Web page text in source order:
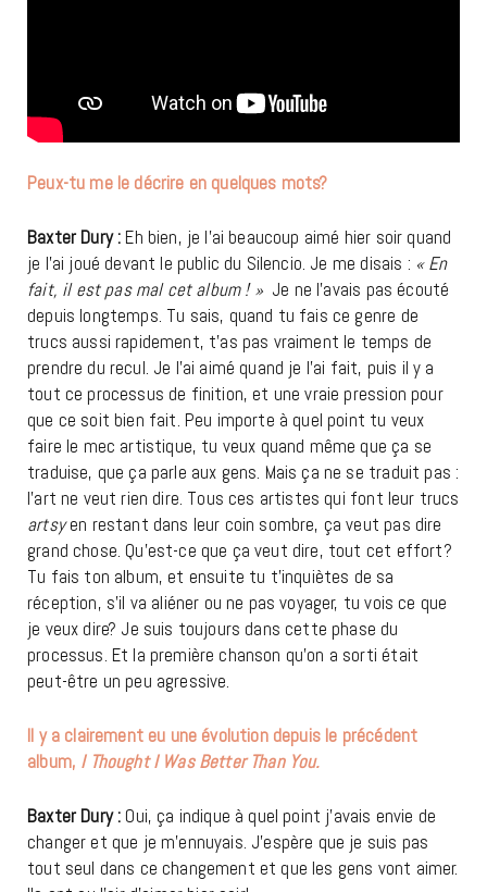
Peux-tu me le décrire en quelques mots?
Baxter Dury : Eh bien, je l’ai beaucoup aimé hier soir quand
je l’ai joué devant le public du Silencio. Je me disais : « En
fait, il est pas mal cet album ! » Je ne l’avais pas écouté
depuis longtemps. Tu sais, quand tu fais ce genre de
trucs aussi rapidement, t’as pas vraiment le temps de
prendre du recul. Je l’ai aimé quand je l’ai fait, puis il y a
tout ce processus de finition, et une vraie pression pour
que ce soit bien fait. Peu importe à quel point tu veux
faire le mec artistique, tu veux quand même que ça se
traduise, que ça parle aux gens. Mais ça ne se traduit pas :
l’art ne veut rien dire. Tous ces artistes qui font leur trucs
artsyen restant dans leur coin sombre, ça veut pas dire
grand chose. Qu’est-ce que ça veut dire, tout cet effort?
Tu fais ton album, et ensuite tu t’inquiètes de sa
réception, s’il va aliéner ou ne pas voyager, tu vois ce que
je veux dire? Je suis toujours dans cette phase du
processus. Et la première chanson qu’on a sorti était
peut-être un peu agressive.
Il y a clairement eu une évolution depuis le précédent
album, I Thought I Was Better Than You.
Baxter Dury : Oui, ça indique à quel point j’avais envie de
changer et que je m’ennuyais. J’espère que je suis pas
tout seul dans ce changement et que les gens vont aimer.